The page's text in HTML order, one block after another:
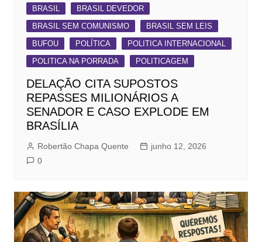
BRASIL
BRASIL DEVEDOR
BRASIL SEM COMUNISMO
BRASIL SEM LEIS
BUFOU
POLÍTICA
POLITICA INTERNACIONAL
POLITICA NA PORRADA
POLITICAGEM
DELAÇÃO CITA SUPOSTOS
REPASSES MILIONÁRIOS A
SENADOR E CASO EXPLODE EM
BRASÍLIA
Robertão Chapa Quente
junho 12, 2026
0